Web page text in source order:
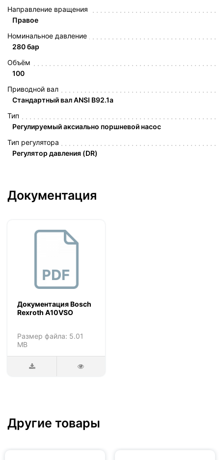
Направление вращения
Правое
Номинальное давление
280 бар
Объём
100
Приводной вал
Стандартный вал ANSI B92.1a
Тип
Регулируемый аксиально поршневой насос
Тип регулятора
Регулятор давления (DR)
Документация
Документация Bosch
Rexroth A10VSO
Размер файла: 5.01
MB
Другие товары